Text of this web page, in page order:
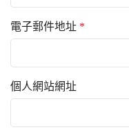
電子郵件地址 *
個人網站網址